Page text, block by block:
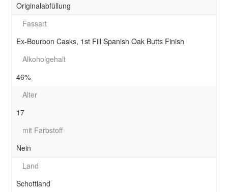
Originalabfüllung
Fassart
Ex-Bourbon Casks, 1st Fill Spanish Oak Butts Finish
Alkoholgehalt
46%
Alter
17
mit Farbstoff
Nein
Land
Schottland